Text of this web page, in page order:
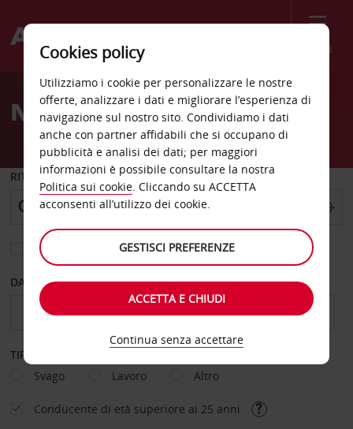
Menù
Welcome
AvisNoleggio auto Ouarzazate
RITIRO DA
Scegli una località di riconsegna diversa
DAL GIORNO AL GIORNO
TIPOLOGIA DI NOLEGGIO
Svago
Lavoro Altro
Conducente di età superiore ai 25 anni
Cookies policy
Utilizziamo i cookie per personalizzare le nostre
offerte, analizzare i dati e migliorare l’esperienza di
navigazione sul nostro sito. Condividiamo i dati
anche con partner affidabili che si occupano di
pubblicità e analisi dei dati; per maggiori
informazioni è possibile consultare la nostra
Politica sui cookie. Cliccando su ACCETTA
acconsenti all’utilizzo dei cookie.
GESTISCI PREFERENZE
ACCETTA E CHIUDI
Continua senza accettare